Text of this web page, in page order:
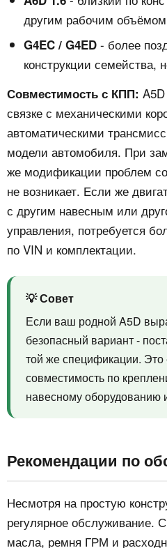
другим рабочим
G4EC / G4ED - более
конструкции семейства,
Совместимость с КПП:
связке с механическими
автоматическими
модели автомобиля. При
же модификации проблем со
не возникает. Если же
с другим навесным или
управления, потребуется
по VIN и комплектации.
💡 Совет
Если ваш родной A5D
безопасный вариант -
той же спецификации. Это
совместимость по
навесному оборудованию
Рекомендации по
Несмотря на простую
регулярное обслуживание.
масла, ремня ГРМ и